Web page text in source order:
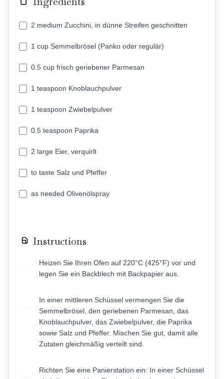
2 medium Zucchini, in dünne Streifen geschnitten
1 cup Semmelbrösel (Panko oder regulär)
0.5 cup frisch geriebener Parmesan
1 teaspoon Knoblauchpulver
1 teaspoon Zwiebelpulver
0.5 teaspoon Paprika
2 large Eier, verquirlt
to taste Salz und Pfeffer
as needed Olivenölspray
Instructions
Heizen Sie Ihren Ofen auf 220°C (425°F) vor und
legen Sie ein Backblech mit Backpapier aus.
In einer mittleren Schüssel vermengen Sie die
Semmelbrösel, den geriebenen Parmesan, das
Knoblauchpulver, das Zwiebelpulver, die Paprika
sowie Salz und Pfeffer. Mischen Sie gut, damit alle
Zutaten gleichmäßig verteilt sind.
Richten Sie eine Panierstation ein: In einer Schüssel